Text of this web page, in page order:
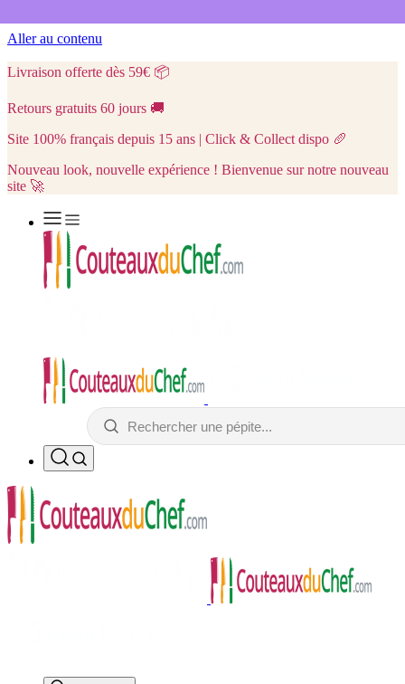
Aller au contenu
Livraison offerte dès 59€ 📦
Retours gratuits 60 jours 🚚
Site 100% français depuis 15 ans | Click & Collect dispo 🥖
Nouveau look, nouvelle expérience ! Bienvenue sur notre nouveau
site 🚀